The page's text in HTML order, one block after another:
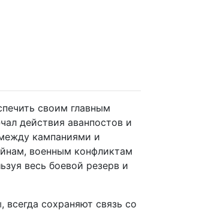
своим главным
действия аванпостов и
кампаниями и
военным конфликтам
весь боевой резерв и
сохраняют связь со